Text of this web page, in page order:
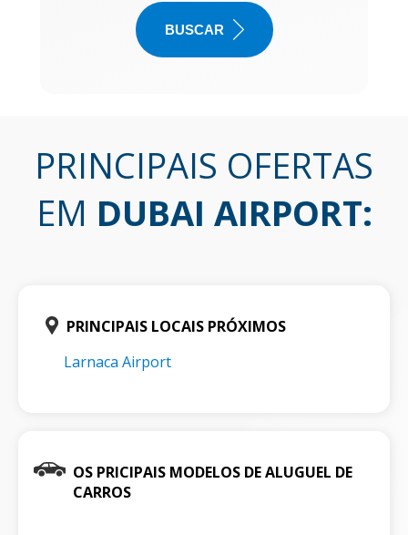
BUSCAR
PRINCIPAIS OFERTAS
EM DUBAI AIRPORT:
PRINCIPAIS LOCAIS PRÓXIMOS
Larnaca Airport
OS PRICIPAIS MODELOS DE ALUGUEL DE
CARROS